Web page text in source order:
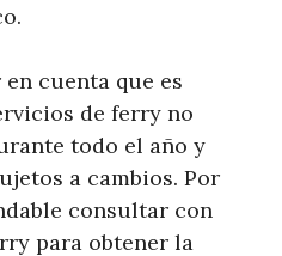
cuenta que es
de ferry no
todo el año y
a cambios. Por
consultar con
para obtener la